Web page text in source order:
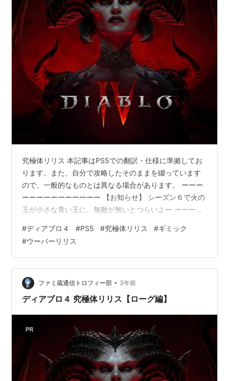
究極体リリス 本記事はPS5での翻訳・仕様に準拠してお
ります。また、自分で攻略したそのままを綴っています
ので、一般的なものとは異なる場合があります。 ーーー
ーーーーーーーーーーー 【お知らせ】 シーズン６で火の
玉が小さな青い玉に。無敵が無いとつらいよー ーーーー
（不安定な血）落とす 一定時間内に倒さなければ爆発し
て即死する。P（フェーズ）1~2は血のコブは１つ、P3で
は２つ落とすようになる。この処理中にリリスが何をす
るかの先読みが必要になります。 近接回転攻撃 2回転す
る近接攻撃。前方の範囲は広いので回避はリリスの後ろ
に回り込むようにする。…
#ディアブロ４ #PS5 #究極体リリス #ギミック
#ウーバーリリス
ファミ蔵通信トロフィー部 • 3年前
ディアブロ４ 究極体リリス【ローグ編】